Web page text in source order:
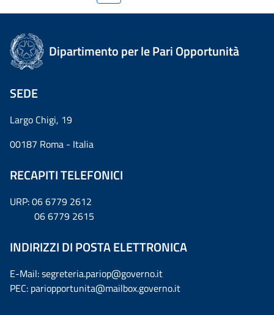
Dipartimento per le Pari Opportunità
SEDE
Largo Chigi, 19
00187 Roma - Italia
RECAPITI TELEFONICI
URP: 06 6779 2612
06 6779 2615
INDIRIZZI DI POSTA ELETTRONICA
E-Mail: segreteria.pariop@governo.it
PEC: pariopportunita@mailbox.governo.it